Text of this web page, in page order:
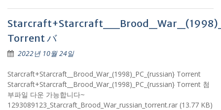
Torrent バ
2022년 10월 24일
Starcraft+Starcraft__Brood_War_(1998)_PC_{russian} Torrent
Starcraft+Starcraft__Brood_War_(1998)_PC_{russian} Torrent 첨
부파일 다운 가능합니다~
1293089123_Starcraft_Brood_War_russian_torrent.rar (13.77 KB)